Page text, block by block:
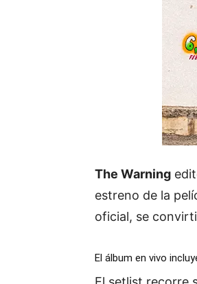
The Warning
estreno de la
oficial, se
El álbum en vivo